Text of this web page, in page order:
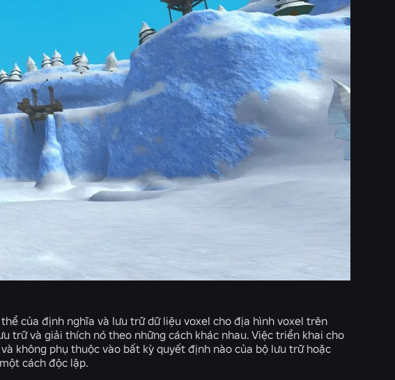
của định nghĩa và lưu trữ dữ liệu voxel cho địa hình voxel trên
trữ và giải thích nó theo những cách khác nhau. Việc triển khai cho
không phụ thuộc vào bất kỳ quyết định nào của bộ lưu trữ hoặc
cách độc lập.